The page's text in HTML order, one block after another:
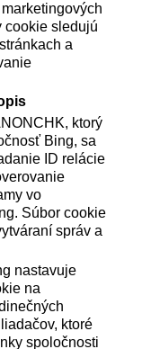
cookie sledujú
a
ktorý
Bing, sa
ID relácie
vo
Súbor cookie
správ a
nastavuje
na
ktoré
spoločnosti